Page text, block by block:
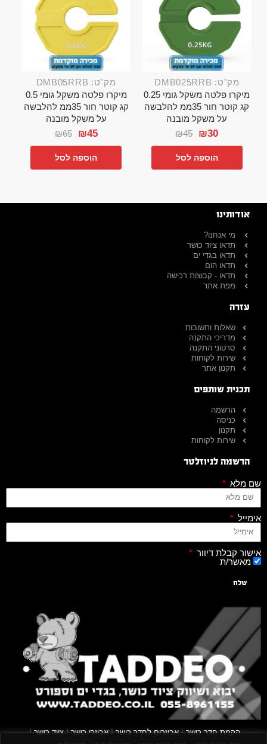
מק"ט: DMB025RRB
מיקרו פלטה משקל גומי 0.25
קג קוטר חור 35ממ להלבשה
על משקל מובנה
₪45 ₪30
הוספה לסל
מק"ט: DMB05RRB
מיקרו פלטה משקל גומי 0.5
קג קוטר חור 35ממ להלבשה
על משקל מובנה
₪65 ₪45
הוספה לסל
אודותינו
מי אנחנו?
תדאו ציוד כושר
תדאו בגדי ים
תדאו הום
תדאו - קבוצות רכישה
מפת אתר
עזרה
שאלות ותשובות
מדריכי התקנה
סרטוני התקנה
שירות לקוחות
תקנון אתר
תכנית שותפים
הרשמה
כניסה
תקנון
שירות לקוחות
הרשמה לניוזלטר
שם מלא
אימייל
אישור קבלת דיוור
מאשר/ת
שלח
הקמת חדר כושר|אביזרים לחדר כושר|אביזרי כושר|ציוד כושר|